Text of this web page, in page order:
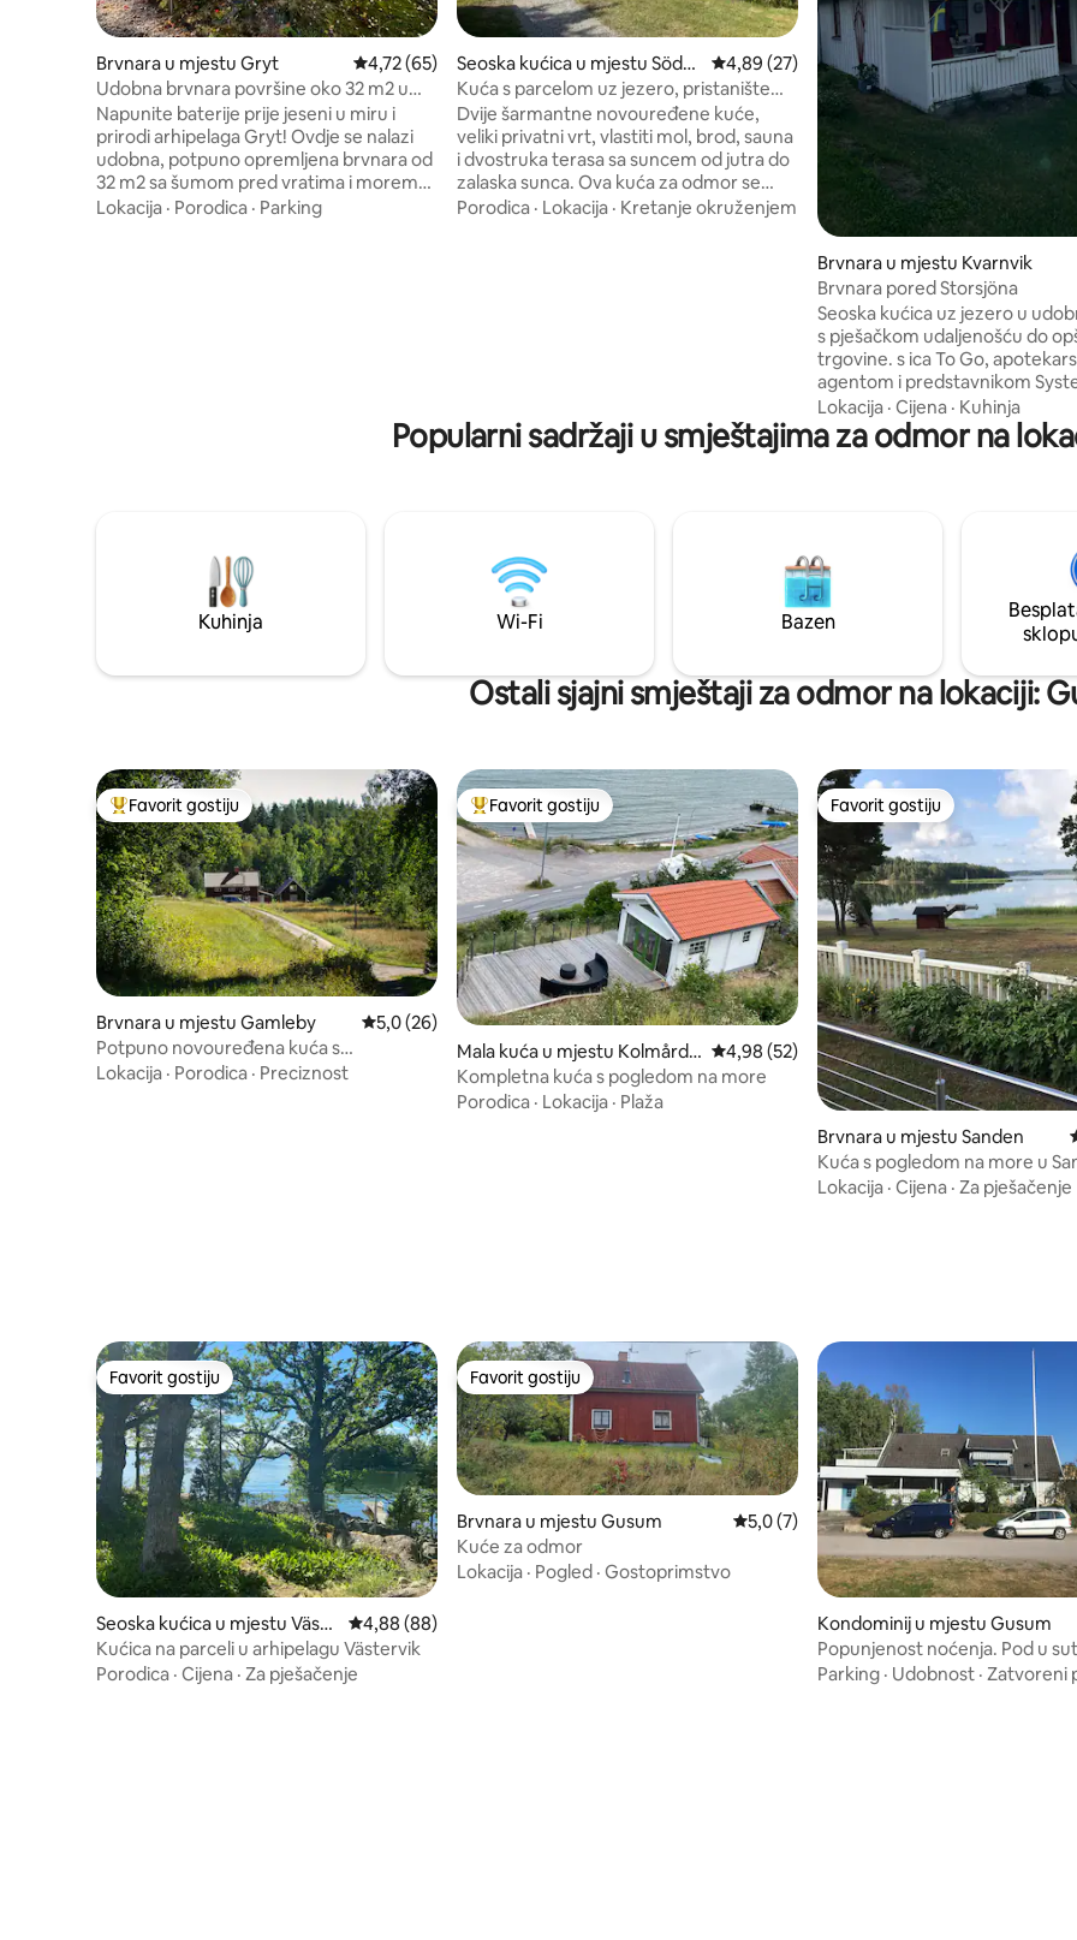
Brvnara u mjestu Gryt Prosječna ocjena: 4,72 od 5, recenzija: 65
4,72 (65)
Udobna brvnara površine oko 32 m2 u
prelijepom arhipelagu Gryts
Napunite baterije prije jeseni u miru i
prirodi arhipelaga Gryt! Ovdje se nalazi
udobna, potpuno opremljena brvnara od
32 m2 sa šumom pred vratima i morem
iza ugla. Probudite se u svom ritmu i
Lokacija · Porodica · Parking
Seoska kućica u mjestu Söder
köping
Prosječna ocjena: 4,89 od 5, recenzija: 27
4,89 (27)
Kuća s parcelom uz jezero, pristaništem,
pješčanom plažom, maksimalnim
večernjim suncem
Dvije šarmantne novouređene kuće,
veliki privatni vrt, vlastiti mol, brod, sauna
i dvostruka terasa sa suncem od jutra do
zalaska sunca. Ova kuća za odmor se
nalazi na najboljoj lokaciji s privatnom
krevetom. Hyrs ut tor-tor.
Porodica · Lokacija · Kretanje okruženjem
Brvnara u mjestu Kvarnvik
Brvnara pored Storsjöna
Seoska kućica uz jezero u
s pješačkom udaljenošću do
trgovine. s ica To Go,
agentom i predstavnikom
kao i Qstar. Pristup čamcu na
ribolovnim vodama i udobnim
stazama. Opštinsko kupalište i
soba s kaučem na razvlačenje
Kuhinja je opremljena
frižiderom/zamrzivačem i
rernom. WC šolja u
i vanjski tuš s toplom vodom.
Lokacija · Cijena · Kuhinja
Popularni sadržaji u smještajima za odmor na
Kuhinja Wi-Fi Bazen
Ostali sjajni smještaji za odmor na lokaciji:
Glavni favorit gostiju
Favorit gostiju
Brvnara u mjestu Gamleby Prosječna ocjena: 5,0 od 5, recenzija: 26
5,0 (26)
Potpuno novouređena kuća s
posteljinom.
Lokacija · Porodica · Preciznost
Glavni favorit gostiju
Favorit gostiju
Mala kuća u mjestu Kolmårde
n
Prosječna ocjena: 4,98 od 5, recenzija: 52
4,98 (52)
Kompletna kuća s pogledom na more
Porodica · Lokacija · Plaža
Favorit gostiju
Favorit gostiju
Brvnara u mjestu Sanden
Kuća s pogledom na more u
Švedska
Lokacija · Cijena · Za pješačenje
Favorit gostiju
Favorit gostiju
Seoska kućica u mjestu Väste
rvik
Prosječna ocjena: 4,88 od 5, recenzija: 88
4,88 (88)
Kućica na parceli u arhipelagu Västervik
Porodica · Cijena · Za pješačenje
Favorit gostiju
Favorit gostiju
Brvnara u mjestu Gusum Prosječna ocjena: 5,0 od 5, recenzija: 7
5,0 (7)
Kuće za odmor
Lokacija · Pogled · Gostoprimstvo
Kondominij u mjestu Gusum
Popunjenost noćenja. Pod u
Gusums Centrumu
Parking · Udobnost · Zatvoreni